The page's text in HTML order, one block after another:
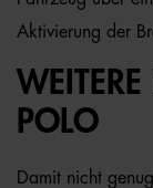
Aktivierung der
POLO
Damit nicht